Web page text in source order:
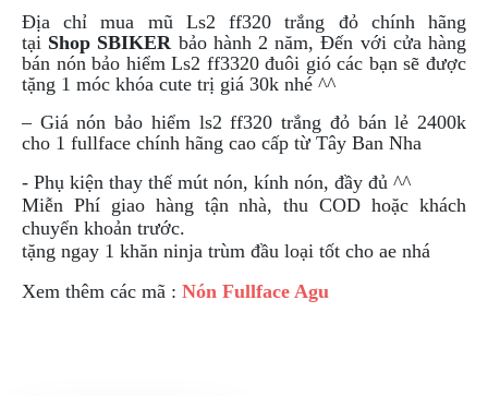
Địa chỉ mua mũ Ls2 ff320 trắng đỏ chính hãng
tại Shop SBIKER bảo hành 2 năm, Đến với cửa hàng
bán nón bảo hiểm Ls2 ff3320 đuôi gió các bạn sẽ được
tặng 1 móc khóa cute trị giá 30k nhé ^^
– Giá nón bảo hiểm ls2 ff320 trắng đỏ bán lẻ 2400k
cho 1 fullface chính hãng cao cấp từ Tây Ban Nha
- Phụ kiện thay thế mút nón, kính nón, đầy đủ ^^
Miễn Phí giao hàng tận nhà, thu COD hoặc khách
chuyển khoản trước.
tặng ngay 1 khăn ninja trùm đầu loại tốt cho ae nhá
Xem thêm các mã : Nón Fullface Agu